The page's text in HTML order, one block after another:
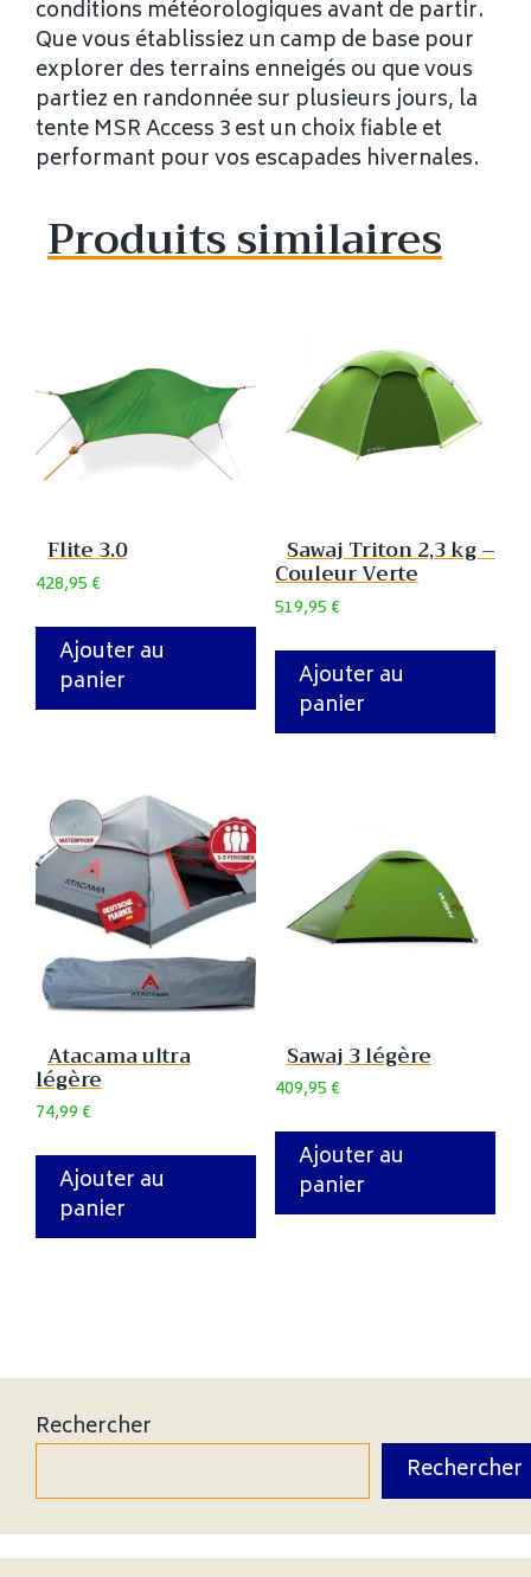
conditions météorologiques avant de partir.
Que vous établissiez un camp de base pour
explorer des terrains enneigés ou que vous
partiez en randonnée sur plusieurs jours, la
tente MSR Access 3 est un choix fiable et
performant pour vos escapades hivernales.
Produits similaires
Flite 3.0
428,95€
Ajouter au
panier
Sawaj Triton 2,3 kg –
Couleur Verte
519,95€
Ajouter au
panier
Atacama ultra
légère
74,99€
Ajouter au
panier
Sawaj 3 légère
409,95€
Ajouter au
panier
Rechercher
Rechercher